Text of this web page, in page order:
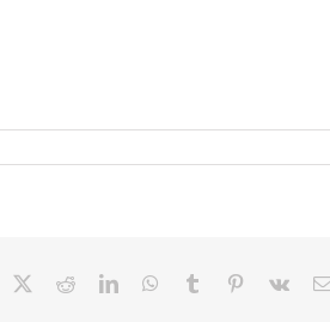
RedditLinkedInWhatsApp
Tumblr Pinterest
Vk